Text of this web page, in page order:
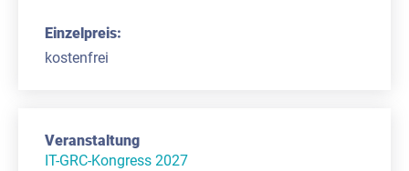
kostenfrei
IT-GRC-Kongress 2027